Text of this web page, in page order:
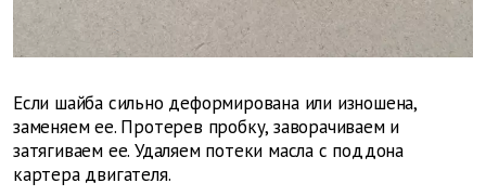
Если шайба сильно деформирована или изношена,
заменяем ее. Протерев пробку, заворачиваем и
затягиваем ее. Удаляем потеки масла с поддона
картера двигателя.